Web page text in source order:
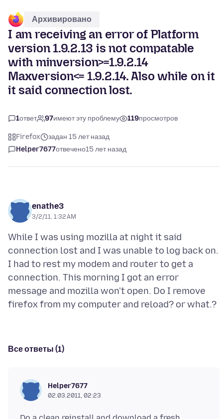
Архивировано
I am receiving an error of Platform
version 1.9.2.13 is not compatable
with minversion>=1.9.2.14
Maxversion<= 1.9.2.14. Also while on it
it said connection lost.
1ответ 97имеют эту проблему 119просмотров
Firefox
задан 15 лет назад
Helper7677отвечено15 лет назад
enathe3
3/2/11, 1:32 AM
While I was using mozilla at night it said
connection lost and I was unable to log back on.
I had to rest my modem and router to get a
connection. This morning I got an error
message and mozilla won't open. Do I remove
Все ответы (1)
Helper7677
02.03.2011, 02:23